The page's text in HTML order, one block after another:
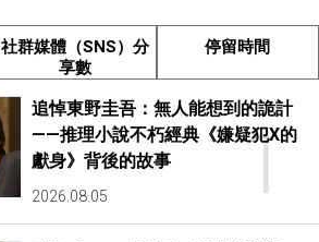
社群媒體（SNS）分
享數
停留時間
1
追悼東野圭吾：無人能想到的詭計
——推理小說不朽經典《嫌疑犯X的
獻身》背後的故事
2026.08.05